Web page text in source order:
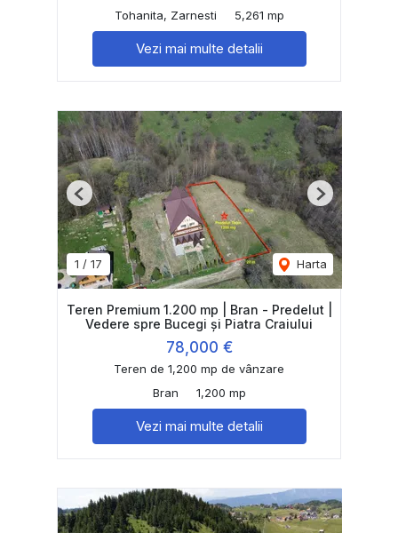
Tohanita, Zarnesti
5,261 mp
Vezi mai multe detalii
1 / 17 Harta
Previous Next
Teren Premium 1.200 mp | Bran - Predelut |
Vedere spre Bucegi și Piatra Craiului
78,000 €
Teren de 1,200 mp de vânzare
Bran
1,200 mp
Vezi mai multe detalii